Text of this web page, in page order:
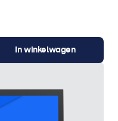
In winkelwagen